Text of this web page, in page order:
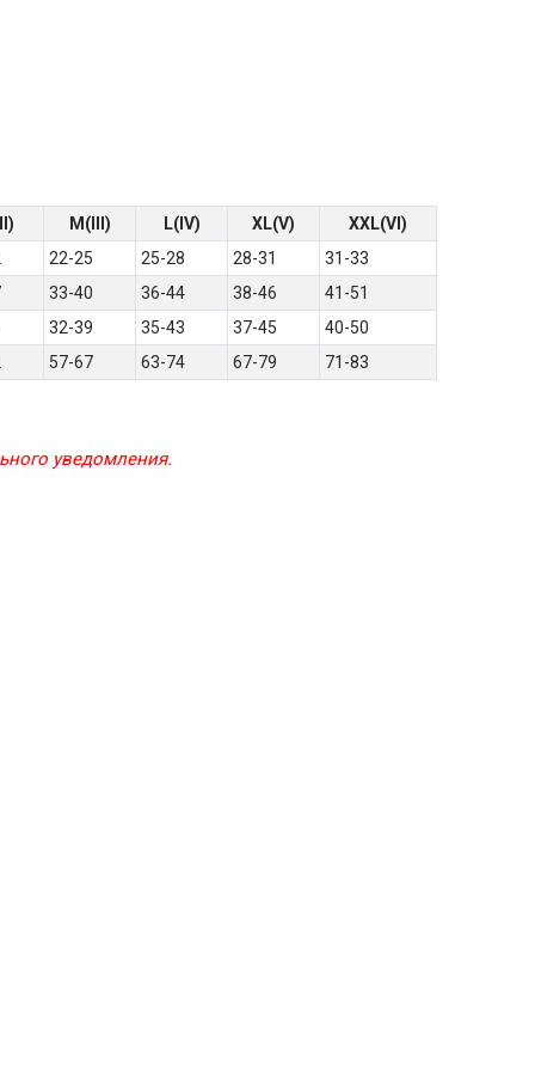
M(III) L(IV) XL(V)
XXL(VI)
22-25 25-28 28-31
31-33
33-40 36-44 38-46
41-51
32-39 35-43 37-45
40-50
57-67 63-74 67-79 71-83
уведомления.